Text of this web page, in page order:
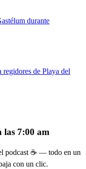
durante
de Playa del
las 7:00 am
podcast ☕ — todo en un
con un clic.